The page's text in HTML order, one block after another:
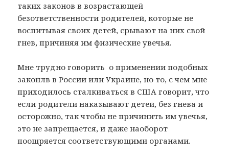
таких законов в возрастающей
безответственности родителей, которые не
воспитывая своих детей, срывают на них свой
гнев, причиняя им физические увечья.
Мне трудно говорить о применении подобных
законлв в России или Украине, но то, с чем мне
приходилось сталкиваться в США говорит, что
если родители наказывают детей, без гнева и
осторожно, так чтобы не причинить им увечья,
это не запрещается, и даже наоборот
поощряется соответствующими органами.